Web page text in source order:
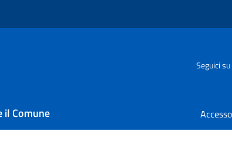
Seguici su
il Comune